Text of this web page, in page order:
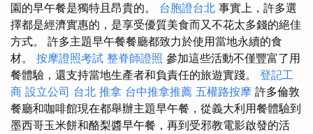
園的早午餐是獨特且昂貴的。 台胞證台北 事實上，許多選
擇都是經濟實惠的，是享受優質美食而又不花太多錢的絕佳
方式。 許多主題早午餐餐廳都致力於使用當地永續的食
材。 按摩證照考試 整脊師證照 參加這些活動不僅豐富了用
餐體驗，還支持當地生產者和負責任的旅遊實踐。 登記工
商 設立公司 台北 推拿 台中推拿推薦 五權路按摩 許多倫敦
餐廳和咖啡館現在都舉辦主題早午餐，從義大利用餐體驗到
墨西哥玉米餅和酪梨醬早午餐，再到受邪教電影啟發的活